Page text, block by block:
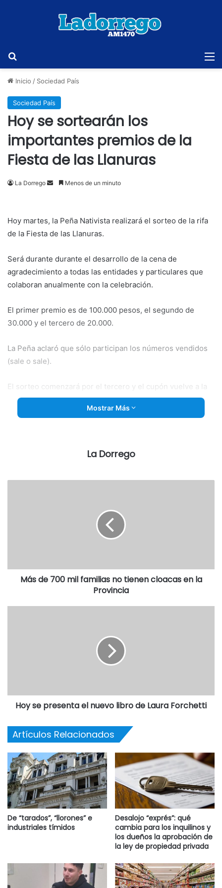
Inicio / Sociedad País
Sociedad País
Hoy se sortearán los
importantes premios de la
Fiesta de las Llanuras
La Dorrego
SendMenos de un minuto
Hoy martes, la Peña Nativista realizará el sorteo de la rifa
de la Fiesta de las Llanuras.
Será durante durante el desarrollo de la cena de
agradecimiento a todas las entidades y particulares que
colaboran anualmente con la celebración.
El primer premio es de 100.000 pesos, el segundo de
30.000 y el tercero de 20.000.
La Peña aclaró que sólo participan los números vendidos
(sale o sale).
El sorteo comenzará por el tercero y el cupón vuelve a la
urna con posibilidades de obtener los premios mayores.
Mostrar Más
La Dorrego
Más de 700 mil familias no tienen cloacas en la
Provincia
Hoy se presenta el nuevo libro de Laura Forchetti
Artículos Relacionados
De “tarados”, “llorones” e
industriales tímidos
Desalojo “exprés”: qué
cambia para los inquilinos y
los dueños la aprobación de
la ley de propiedad privada